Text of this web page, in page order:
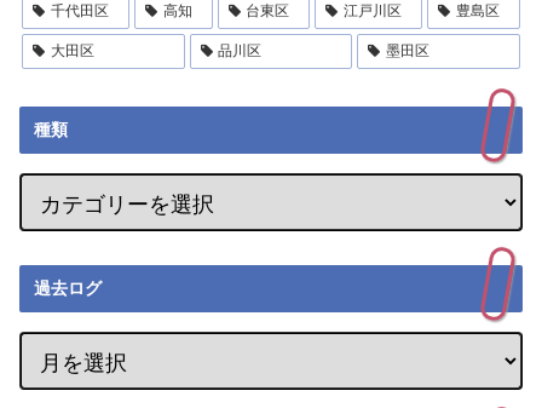
千代田区 高知 台東区 江戸川区 豊島区
大田区 品川区 墨田区
種類
過去ログ